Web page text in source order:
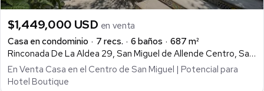
$1,449,000 USD en venta
Casa en condominio
7 recs. 6 baños
687 m²
Rinconada De La Aldea 29, San Miguel de Allende Centro, San Miguel de Allende
En Venta Casa en el Centro de San Miguel | Potencial para
Hotel Boutique